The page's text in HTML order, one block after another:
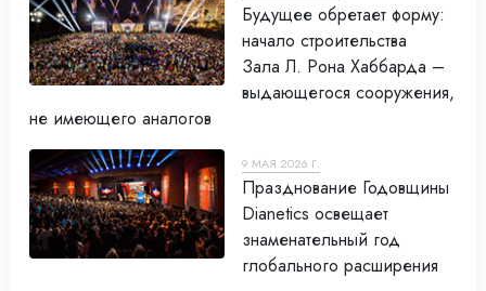
Будущее обретает форму:
начало строительства
Зала Л. Рона Хаббарда –
выдающегося сооружения,
не имеющего аналогов
9 МАЯ 2026 Г.
Празднование Годовщины
Dianetics освещает
знаменательный год
глобального расширения